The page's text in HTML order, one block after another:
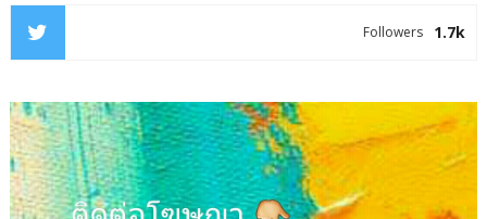
1.7k
Followers